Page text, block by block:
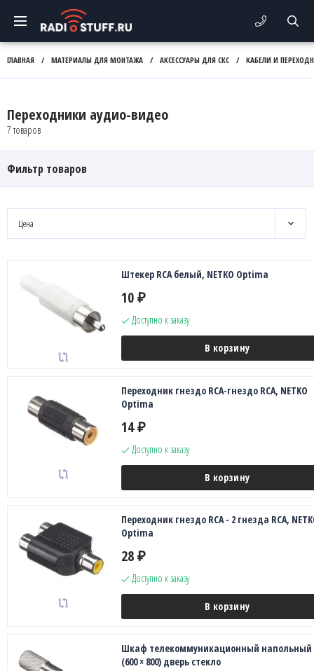
ГЛАВНАЯ / МАТЕРИАЛЫ ДЛЯ МОНТАЖА / АКСЕССУАРЫ ДЛЯ СКС / КАБЕЛИ И
Переходники аудио-видео
7 товаров
Фильтр товаров
Цена
Штекер RCA белый, NETKO Optima
10 ₽
Доступно к заказу
В корзину
Переходник гнездо RCA-гнездо RCA, NETKO
Optima
14 ₽
Доступно к заказу
В корзину
Переходник гнездо RCA - 2 гнезда RCA,
Optima
28 ₽
Доступно к заказу
В корзину
Шкаф телекоммуникационный напольный
(600 × 800) дверь стекло